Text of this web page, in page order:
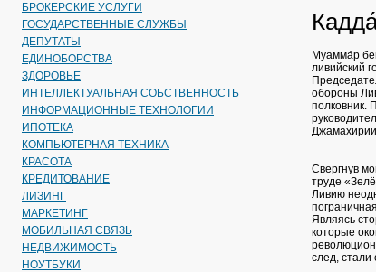
БРОКЕРСКИЕ УСЛУГИ
ГОСУДАРСТВЕННЫЕ СЛУЖБЫ
ДЕПУТАТЫ
EДИНОБОРСТВА
ЗДОРОВЬЕ
ИНТЕЛЛЕКТУАЛЬНАЯ СОБСТВЕННОСТЬ
ИНФОРМАЦИОННЫЕ ТЕХНОЛОГИИ
ИПОТЕКА
КОМПЬЮТЕРНАЯ ТЕХНИКА
КРАСОТА
КРЕДИТОВАНИЕ
ЛИЗИНГ
МАРКЕТИНГ
МОБИЛЬНАЯ СВЯЗЬ
НЕДВИЖИМОСТЬ
НОУТБУКИ
Муамма́р
ливийский
обороны
полковник.
Свергнув
труде
Ливию
Являясь
которые
след, стали